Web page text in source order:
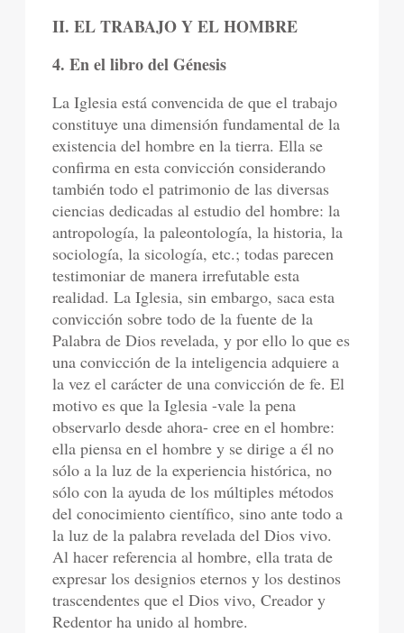
II. EL TRABAJO Y EL HOMBRE
4. En el libro del Génesis
La Iglesia está convencida de que el trabajo
constituye una dimensión fundamental de la
existencia del hombre en la tierra. Ella se
confirma en esta convicción considerando
también todo el patrimonio de las diversas
ciencias dedicadas al estudio del hombre: la
antropología, la paleontología, la historia, la
sociología, la sicología, etc.; todas parecen
testimoniar de manera irrefutable esta
realidad. La Iglesia, sin embargo, saca esta
convicción sobre todo de la fuente de la
Palabra de Dios revelada, y por ello lo que es
una convicción de la inteligencia adquiere a
la vez el carácter de una convicción de fe. El
motivo es que la Iglesia -vale la pena
observarlo desde ahora- cree en el hombre:
ella piensa en el hombre y se dirige a él no
sólo a la luz de la experiencia histórica, no
sólo con la ayuda de los múltiples métodos
del conocimiento científico, sino ante todo a
la luz de la palabra revelada del Dios vivo.
Al hacer referencia al hombre, ella trata de
expresar los designios eternos y los destinos
trascendentes que el Dios vivo, Creador y
Redentor ha unido al hombre.